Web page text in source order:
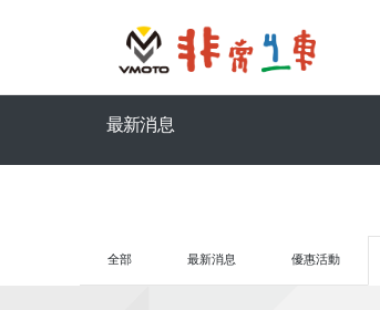
最新消息
全部 最新消息 優惠活動